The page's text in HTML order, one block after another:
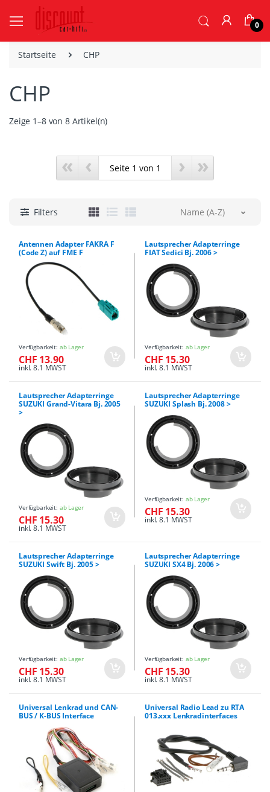
0
Startseite CHP
CHP
Zeige 1–8 von 8 Artikel(n)
« ‹ › »
Filters Name (A-Z)
Antennen Adapter FAKRA F
(Code Z) auf FME F
Verfügbarkeit: ab Lager
CHF 13.90
inkl. 8.1 MWST
Lautsprecher Adapterringe
FIAT Sedici Bj. 2006 >
Verfügbarkeit: ab Lager
CHF 15.30
inkl. 8.1 MWST
Lautsprecher Adapterringe
SUZUKI Grand-Vitara Bj. 2005
>
Verfügbarkeit: ab Lager
CHF 15.30
inkl. 8.1 MWST
Lautsprecher Adapterringe
SUZUKI Splash Bj. 2008 >
Verfügbarkeit: ab Lager
CHF 15.30
inkl. 8.1 MWST
Lautsprecher Adapterringe
SUZUKI Swift Bj. 2005 >
Verfügbarkeit: ab Lager
CHF 15.30
inkl. 8.1 MWST
Lautsprecher Adapterringe
SUZUKI SX4 Bj. 2006 >
Verfügbarkeit: ab Lager
CHF 15.30
inkl. 8.1 MWST
Universal Lenkrad und CAN-
BUS / K-BUS Interface
Universal Radio Lead zu RTA
013.xxx Lenkradinterfaces